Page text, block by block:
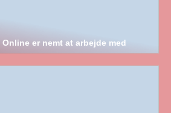
er nemt at arbejde med